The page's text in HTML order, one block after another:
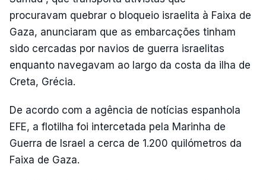
procuravam quebrar o bloqueio israelita à Faixa de
Gaza, anunciaram que as embarcações tinham
sido cercadas por navios de guerra israelitas
enquanto navegavam ao largo da costa da ilha de
Creta, Grécia.
De acordo com a agência de notícias espanhola
EFE, a flotilha foi intercetada pela Marinha de
Guerra de Israel a cerca de 1.200 quilómetros da
Faixa de Gaza.